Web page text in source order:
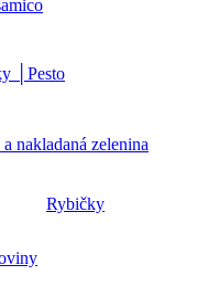
│Pesto
nakladaná zelenina
Rybičky